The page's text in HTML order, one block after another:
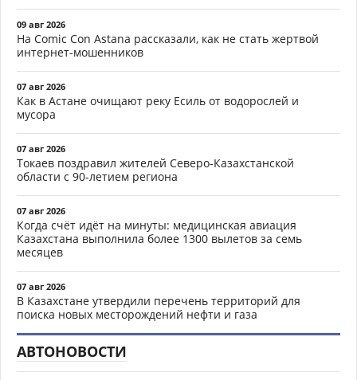
09 авг 2026
На Comic Con Astana рассказали, как не стать жертвой
интернет-мошенников
07 авг 2026
Как в Астане очищают реку Есиль от водорослей и
мусора
07 авг 2026
Токаев поздравил жителей Северо-Казахстанской
области с 90-летием региона
07 авг 2026
Когда счёт идёт на минуты: медицинская авиация
Казахстана выполнила более 1300 вылетов за семь
месяцев
07 авг 2026
В Казахстане утвердили перечень территорий для
поиска новых месторождений нефти и газа
АВТОНОВОСТИ